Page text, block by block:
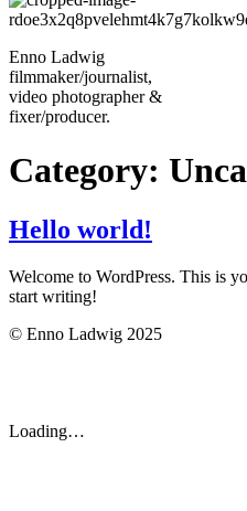
Enno Ladwig
filmmaker/journalist,
video photographer &
fixer/producer.
Category:
Hello world!
Welcome to WordPress. This is
start writing!
© Enno Ladwig 2025
Loading…